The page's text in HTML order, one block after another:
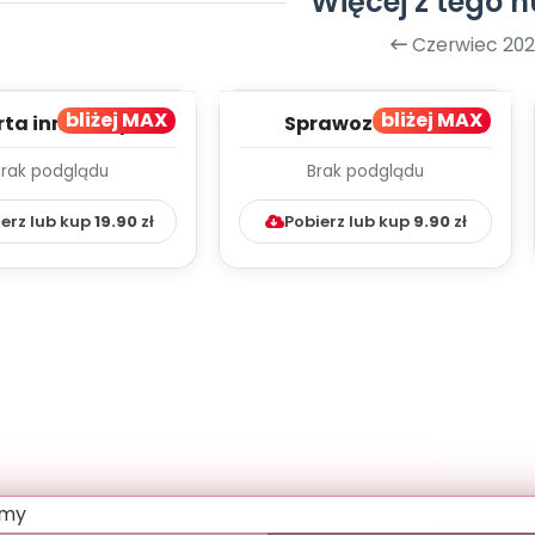
Czerwiec
bliżej MAX
innowacji
Literkowo
podglądu
lub kup19.90 zł
bliżej MAX
Sprawozdanie z
pedagogicznej Liter...
Brak podglądu
Pobierz lub kup 9.90zł